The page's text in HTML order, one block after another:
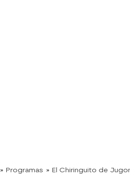
» Programas » El Chiringuito de